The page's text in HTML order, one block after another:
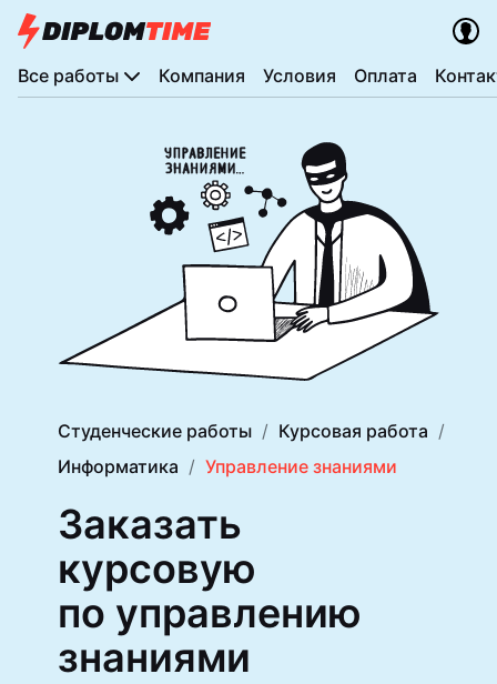
Все работы Компания Условия Оплата
Студенческие работы
Курсовая работа
Информатика
Управление знаниями
Заказать
курсовую
по управлению
знаниями